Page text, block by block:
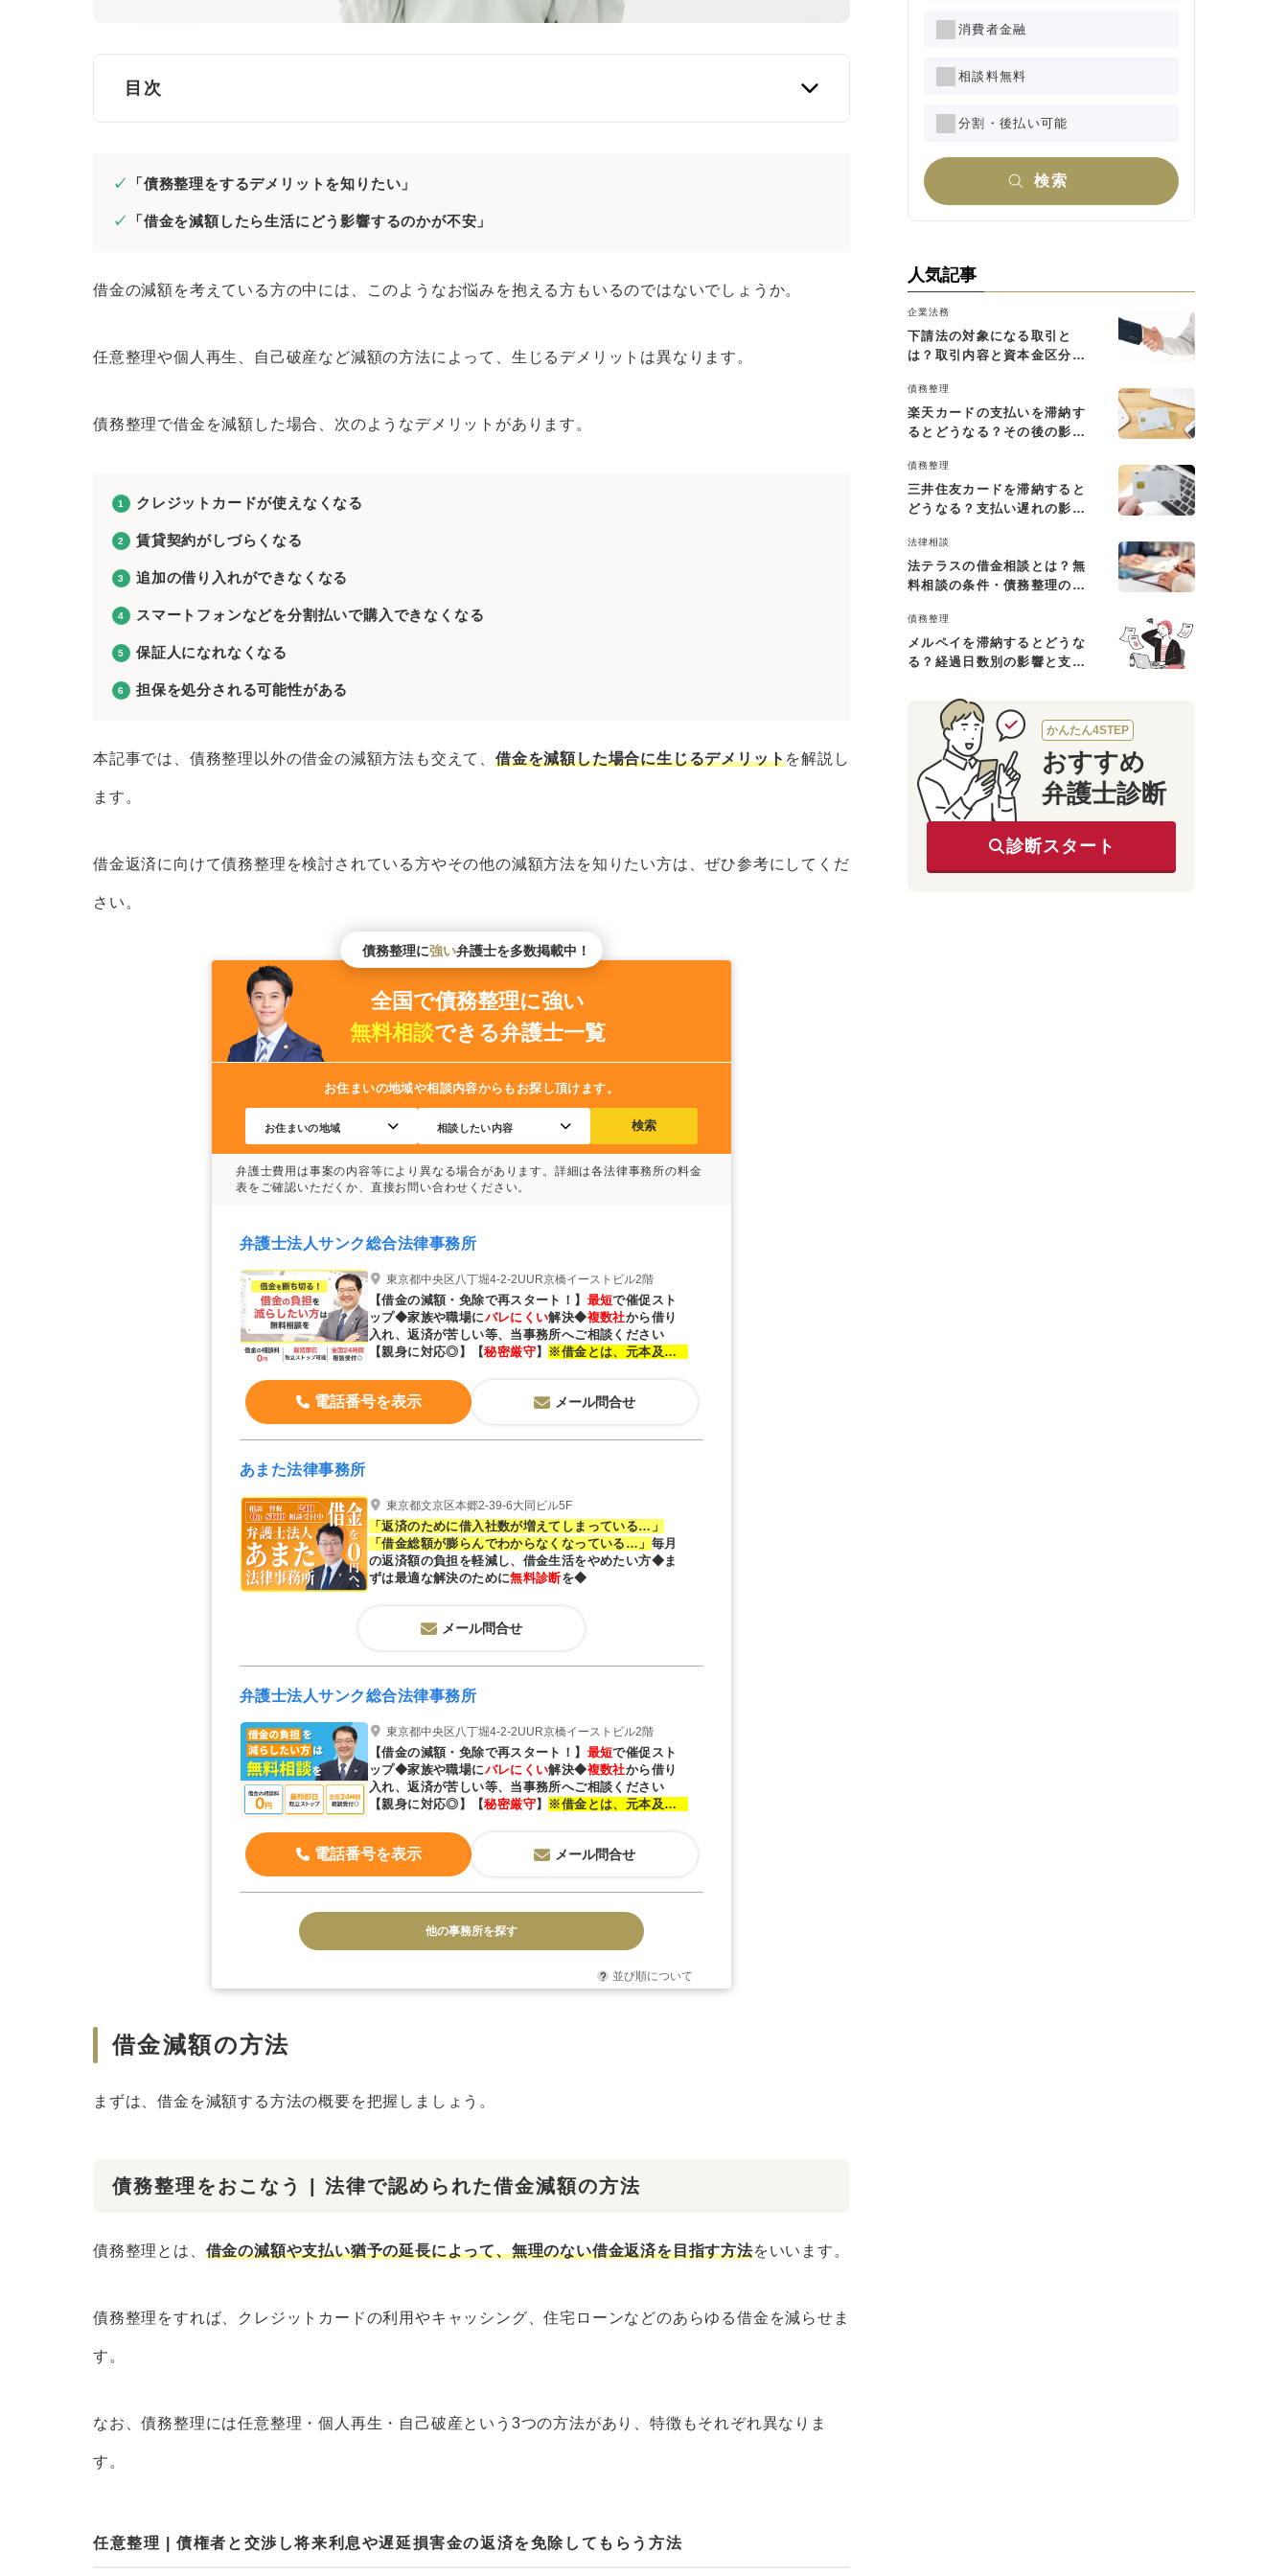
目次
過払い金請求をおこなう | 払い過ぎた利息の返還を請求する方法
クレジットカードが使えなくなる
追加の借り入れができなくなる
任意整理で借金減額を目指すデメリット
手続きの対象となる債権者を選べない
手続きが複雑で時間がかかる傾向がある
一定以上の価値がある財産が処分される
借金の理由などによっては借金が免除されない場合がある
官報に氏名や住所が掲載される
周囲に知られやすい
職業や行動・郵便物に制限がかかる
その他の方法で借金減額を目指すデメリット
「債務整理をするデメリットを知りたい」
「借金を減額したら生活にどう影響するのかが不安」
借金の減額を考えている方の中には、このようなお悩みを抱える方もいるのではないでしょうか。
任意整理や個人再生、自己破産など減額の方法によって、生じるデメリットは異なります。
債務整理で借金を減額した場合、次のようなデメリットがあります。
クレジットカードが使えなくなる
賃貸契約がしづらくなる
追加の借り入れができなくなる
スマートフォンなどを分割払いで購入できなくなる
保証人になれなくなる
担保を処分される可能性がある
本記事では、債務整理以外の借金の減額方法も交えて、 借金を減額した場合に生じるデメリットを解説し
ます。
借金返済に向けて債務整理を検討されている方やその他の減額方法を知りたい方は、ぜひ参考にしてくだ
さい。
債務整理に強い弁護士を多数掲載中！
全国で債務整理に強い
無料相談できる弁護士一覧
お住まいの地域や相談内容からもお探し頂けます。
検索
弁護士法人サンク総合法律事務所
東京都中央区八丁堀4-2-2UUR京橋イーストビル2階
【借金の減額・免除で再スタート！】 最短で催促スト
ップ◆家族や職場にバレにくい解決◆複数社から借り
入れ、返済が苦しい等、当事務所へご相談ください
【親身に対応◎】
【秘密厳守】
※借金とは、元本及び利
電話番号を表示 メール問合せ
あまた法律事務所
東京都文京区本郷2-39-6大同ビル5F
「返済のために借入社数が増えてしまっている…」
「借金総額が膨らんでわからなくなっている…」 毎月
の返済額の負担を軽減し、借金生活をやめたい方◆ま
ずは最適な解決のために無料診断を◆
メール問合せ
弁護士法人サンク総合法律事務所
東京都中央区八丁堀4-2-2UUR京橋イーストビル2階
【借金の減額・免除で再スタート！】 最短で催促スト
ップ◆家族や職場にバレにくい解決◆複数社から借り
入れ、返済が苦しい等、当事務所へご相談ください
【親身に対応◎】
【秘密厳守】
※借金とは、元本及び利
電話番号を表示 メール問合せ
他の事務所を探す
並び順について
借金減額の方法
まずは、借金を減額する方法の概要を把握しましょう。
債務整理をおこなう | 法律で認められた借金減額の方法
債務整理とは、 借金の減額や支払い猶予の延長によって、無理のない借金返済を目指す方法をいいます。
債務整理をすれば、クレジットカードの利用やキャッシング、住宅ローンなどのあらゆる借金を減らせま
す。
なお、債務整理には任意整理・個人再生・自己破産という3つの方法があり、特徴もそれぞれ異なりま
す。
任意整理 | 債権者と交渉し将来利息や遅延損害金の返済を免除してもらう方法
消費者金融
相談料無料
分割・後払い可能
検索
人気記事
企業法務
下請法の対象になる取引と
は？取引内容と資本金区分に
債務整理
楽天カードの支払いを滞納す
るとどうなる？その後の影響
債務整理
三井住友カードを滞納すると
どうなる？支払い遅れの影響
法律相談
法テラスの借金相談とは？無
料相談の条件・債務整理の費
債務整理
メルペイを滞納するとどうな
る？経過日数別の影響と支払
かんたん4STEP
おすすめ
弁護士診断
診断スタート